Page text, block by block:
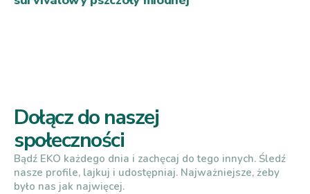
Dołącz do naszej
społeczności
Bądź EKO każdego dnia i zachęcaj do tego innych. Śledź
nasze profile, lajkuj i udostępniaj. Najważniejsze, żeby
było nas jak najwięcej.